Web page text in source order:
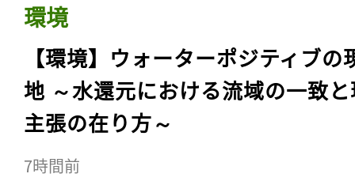
環境
【環境】ウォーターポジティブの
地 ～水還元における流域の一致
主張の在り方～
7時間前